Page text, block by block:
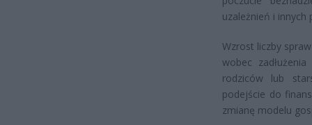
uzależnień i
Wzrost liczby
wobec
rodziców lub
podejście do
zmianę modelu